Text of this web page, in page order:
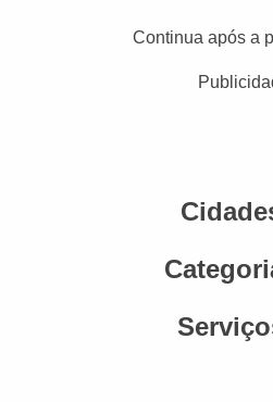
Continua após a